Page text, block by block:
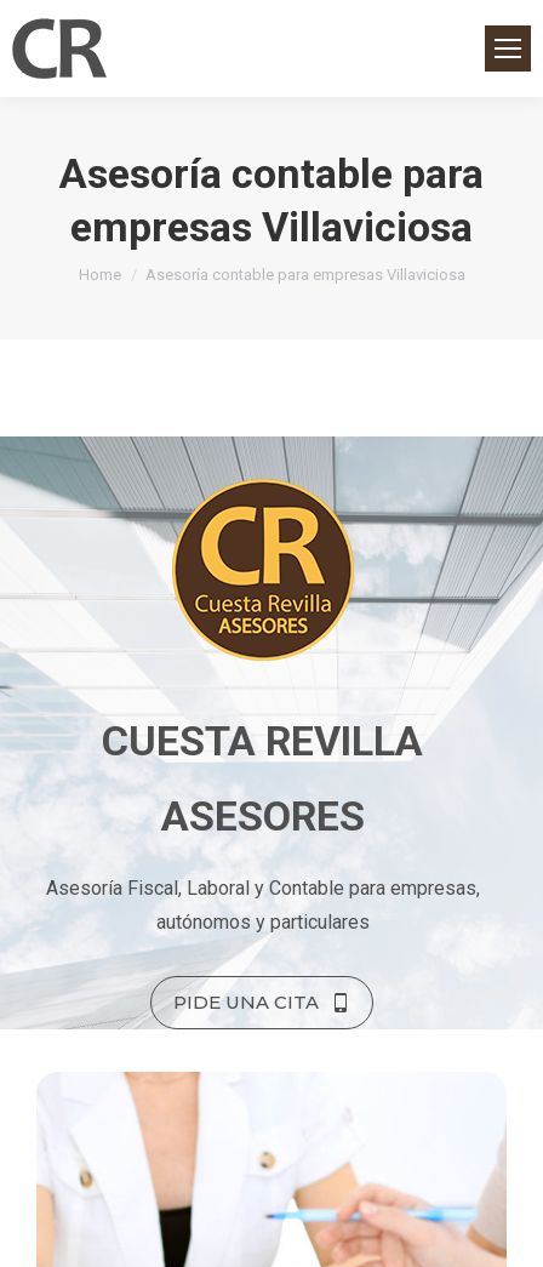
Asesoría contable para
empresas Villaviciosa
You are here:
Home Asesoría contable para empresas Villaviciosa
CUESTA REVILLA
ASESORES
Asesoría Fiscal, Laboral y Contable para empresas,
autónomos y particulares
PIDE UNA CITA